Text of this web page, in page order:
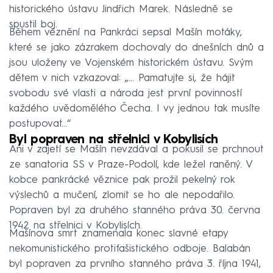
historického ústavu Jindřich Marek. Následně se
spustil boj.
Během věznění na Pankráci sepsal Mašín motáky,
které se jako zázrakem dochovaly do dnešních dnů a
jsou uloženy ve Vojenském historickém ústavu. Svým
dětem v nich vzkazoval: „... Pamatujte si, že hájit
svobodu své vlasti a národa jest první povinností
každého uvědomělého Čecha. I vy jednou tak musíte
postupovat...“
Byl popraven na střelnici v Kobylisích
Ani v zajetí se Mašín nevzdával a pokusil se prchnout
ze sanatoria SS v Praze-Podolí, kde ležel raněný. V
kobce pankrácké věznice pak prožil pekelný rok
výslechů a mučení, zlomit se ho ale nepodařilo.
Popraven byl za druhého stanného práva 30. června
1942 na střelnici v Kobylisích.
Mašínova smrt znamenala konec slavné etapy
nekomunistického protifašistického odboje. Balabán
byl popraven za prvního stanného práva 3. října 1941,